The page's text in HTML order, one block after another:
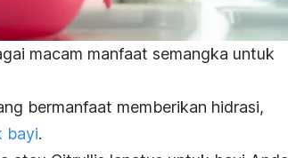
macam manfaat semangka untuk
bermanfaat memberikan hidrasi,
bayi.